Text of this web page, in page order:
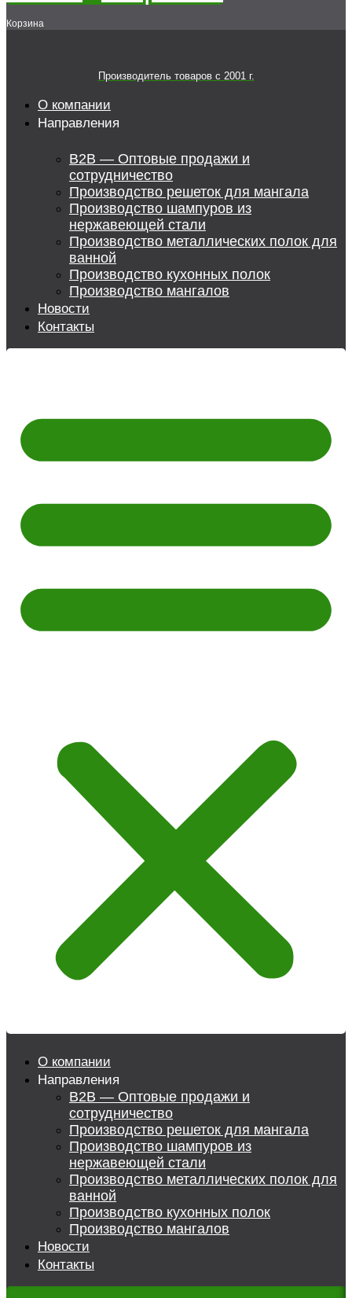
Корзина
Производитель товаров c 2001 г.
О компании
Направления
B2B — Оптовые продажи и
сотрудничество
Производство решеток для мангала
Производство шампуров из
нержавеющей стали
Производство металлических полок для
ванной
Производство кухонных полок
Производство мангалов
Новости
Контакты
О компании
Направления
B2B — Оптовые продажи и
сотрудничество
Производство решеток для мангала
Производство шампуров из
нержавеющей стали
Производство металлических полок для
ванной
Производство кухонных полок
Производство мангалов
Новости
Контакты